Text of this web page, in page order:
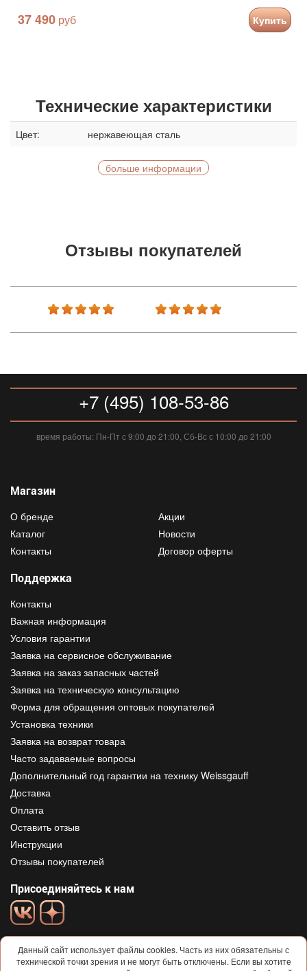
37 490 Купить
Технические характеристики
Цвет: нержавеющая сталь
больше информации
Отзывы покупателей
+7 (495) 108-53-86
время работы: Пн-Пт с 9:00 до 21:00, Сб-Вс с 10:00 до 21:00
Магазин
О бренде
Каталог
Контакты
Акции
Новости
Договор оферты
Поддержка
Контакты
Важная информация
Условия гарантии
Заявка на сервисное обслуживание
Заявка на заказ запасных частей
Заявка на техническую консультацию
Форма для обращения оптовых покупателей
Установка техники
Заявка на возврат товара
Часто задаваемые вопросы
Дополнительный год гарантии на технику Weissgauff
Доставка
Оплата
Оставить отзыв
Инструкции
Отзывы покупателей
Присоединяйтесь к нам
Данный сайт использует файлы cookies. Часть из них обязательны с
технической точки зрения и не могут быть отключены. Если вы хотите